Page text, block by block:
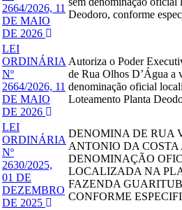
2664/2026, 11
DE MAIO
DE 2026
Deodoro, conforme
LEI
ORDINÁRIA
Nº
2664/2026, 11
DE MAIO
DE 2026
Autoriza o Poder
de Rua Olhos D’Água a
denominação oficial
Loteamento Planta
LEI
ORDINÁRIA
Nº
2630/2025,
01 DE
DEZEMBRO
DE 2025
DENOMINA DE RUA
ANTONIO DA COSTA
DENOMINAÇÃO
LOCALIZADA NA
FAZENDA
CONFORME